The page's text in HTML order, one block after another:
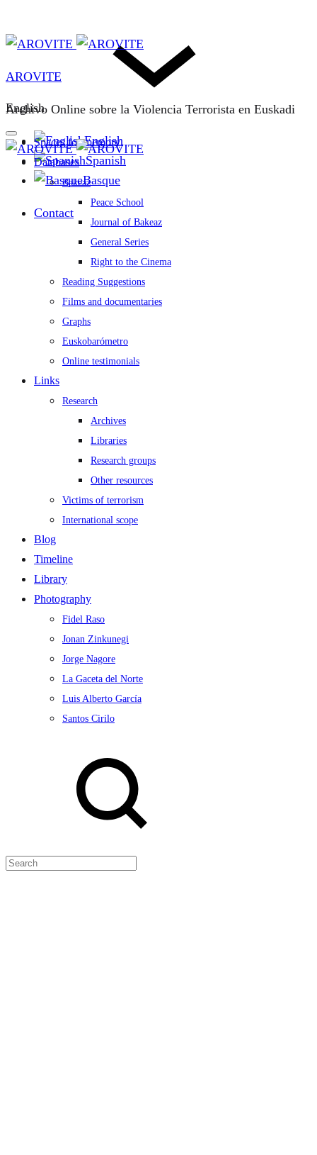
English
English
Spanish
Basque
Contact
AROVITE
Archivo Online sobre la Violencia Terrorista en Euskadi
Spaces for memory
Databases
Bakeaz
Peace School
Journal of Bakeaz
General Series
Right to the Cinema
Reading Suggestions
Films and documentaries
Graphs
Euskobarómetro
Online testimonials
Links
Research
Archives
Libraries
Research groups
Other resources
Victims of terrorism
International scope
Blog
Timeline
Library
Photography
Fidel Raso
Jonan Zinkunegi
Jorge Nagore
La Gaceta del Norte
Luis Alberto García
Santos Cirilo